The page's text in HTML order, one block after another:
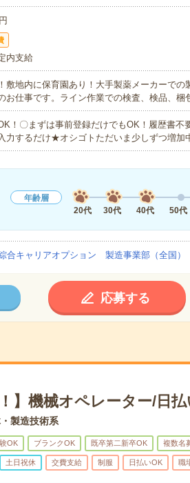
内支給
敷地内に保育園あり！大手製薬メーカーで
お仕事です。ライン作業での検査、検品、
！〇まずは事前登録だけでもOK！履歴書
力するだけ★オシゴトただいま少しずつ増加
年齢層
20代
30代 40代 50代
合キャリアオプション 製造事業部（全国）
応募する
】機械オペレーター/日
製造技術系
OK ブランクOK 既卒第二新卒OK 複数名
土日祝休 交費支給 制服 日払いOK 職